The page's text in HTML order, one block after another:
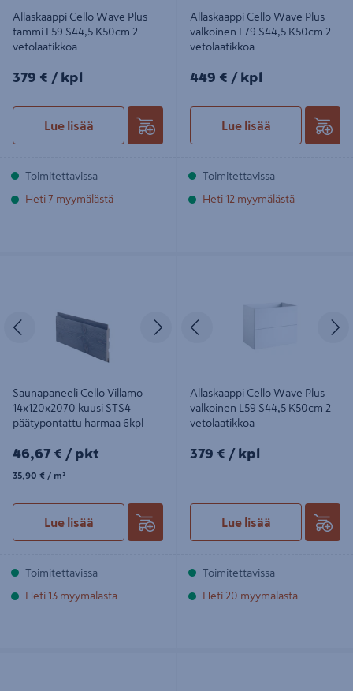
Allaskaappi Cello Wave Plus
tammi L59 S44,5 K50cm 2
vetolaatikkoa
379€/kpl
379 € / kpl
Lue lisää
Toimitettavissa
Heti 7 myymälästä
Allaskaappi Cello Wave Plus
valkoinen L79 S44,5 K50cm 2
vetolaatikkoa
449€/kpl
449 € / kpl
Lue lisää
Toimitettavissa
Heti 12 myymälästä
Edellinen Seuraava
Saunapaneeli Cello Villamo
14x120x2070 kuusi STS4
päätypontattu harmaa 6kpl
46,67€/pkt
46,67 € / pkt
35,90€/m²
35,90 € / m²
Lue lisää
Toimitettavissa
Heti 13 myymälästä
Allaskaappi Cello Wave Plus
valkoinen L59 S44,5 K50cm 2
vetolaatikkoa
379€/kpl
379 € / kpl
Lue lisää
Toimitettavissa
Heti 20 myymälästä